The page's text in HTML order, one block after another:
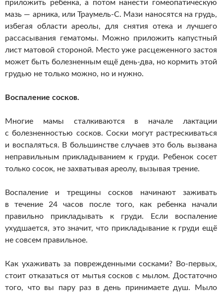
приложить ребенка, а потом нанести гомеопатическую
мазь — арника, или Траумель-С. Мази наносятся на грудь,
избегая области ареолы, для снятия отека и лучшего
рассасывания гематомы. Можно приложить капустный
лист матовой стороной. Место уже расцеженного застоя
может быть болезненным ещё день-два, но кормить этой
грудью не только можно, но и нужно.
Воспаление сосков.
Многие мамы сталкиваются в начале лактации
с болезненностью сосков. Соски могут растрескиваться
и воспаляться. В большинстве случаев это боль вызвана
неправильным прикладыванием к груди. Ребенок сосет
только сосок, не захватывая ареолу, вызывая трение.
Воспаление и трещины сосков начинают заживать
в течение 24 часов после того, как ребенка начали
правильно прикладывать к груди. Если воспаление
ухудшается, это значит, что прикладывание к груди ещё
не совсем правильное.
Как ухаживать за поврежденными сосками? Во-первых,
стоит отказаться от мытья сосков с мылом. Достаточно
того, что вы пару раз в день принимаете душ. Мыло